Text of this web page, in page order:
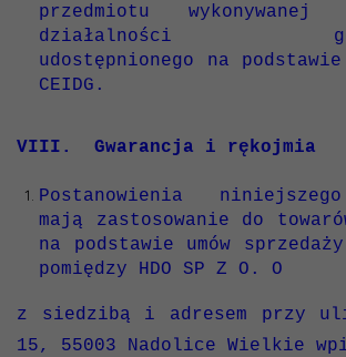
przedmiotu
działalności
udostępnionego na
CEIDG.
VIII. Gwarancja i rękojmia
Postanowienia
mają zastosowanie do
na podstawie umów
pomiędzy HDO SP Z O. O
z siedzibą i adresem przy
15, 55003 Nadolice Wielkie